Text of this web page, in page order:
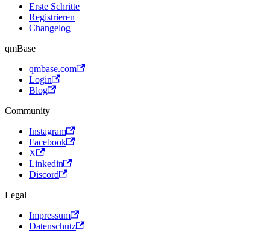
Erste Schritte
Registrieren
Changelog
qmBase
qmbase.com
Login
Blog
Community
Instagram
Facebook
X
Linkedin
Discord
Legal
Impressum
Datenschutz